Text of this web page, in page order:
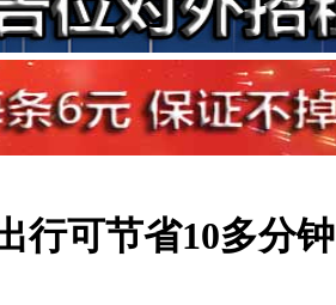
行可节省10多分钟